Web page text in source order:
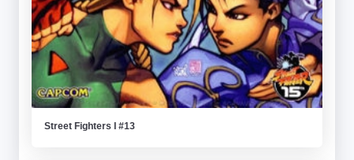
Street Fighters I #13